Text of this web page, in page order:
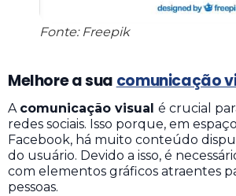
Fonte: Freepik
Melhore a sua comunicação
A comunicação visual é crucial
redes sociais. Isso porque, em
Facebook, há muito conteúdo
do usuário. Devido a isso, é
com elementos gráficos atraentes
pessoas.